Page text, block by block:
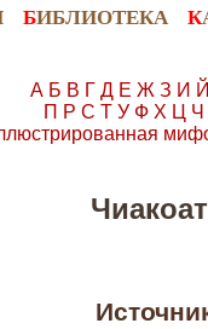
БИБЛИОТЕКА К
А Б В Г Д Е Ж З И Й
П Р С Т У Ф Х Ц Ч